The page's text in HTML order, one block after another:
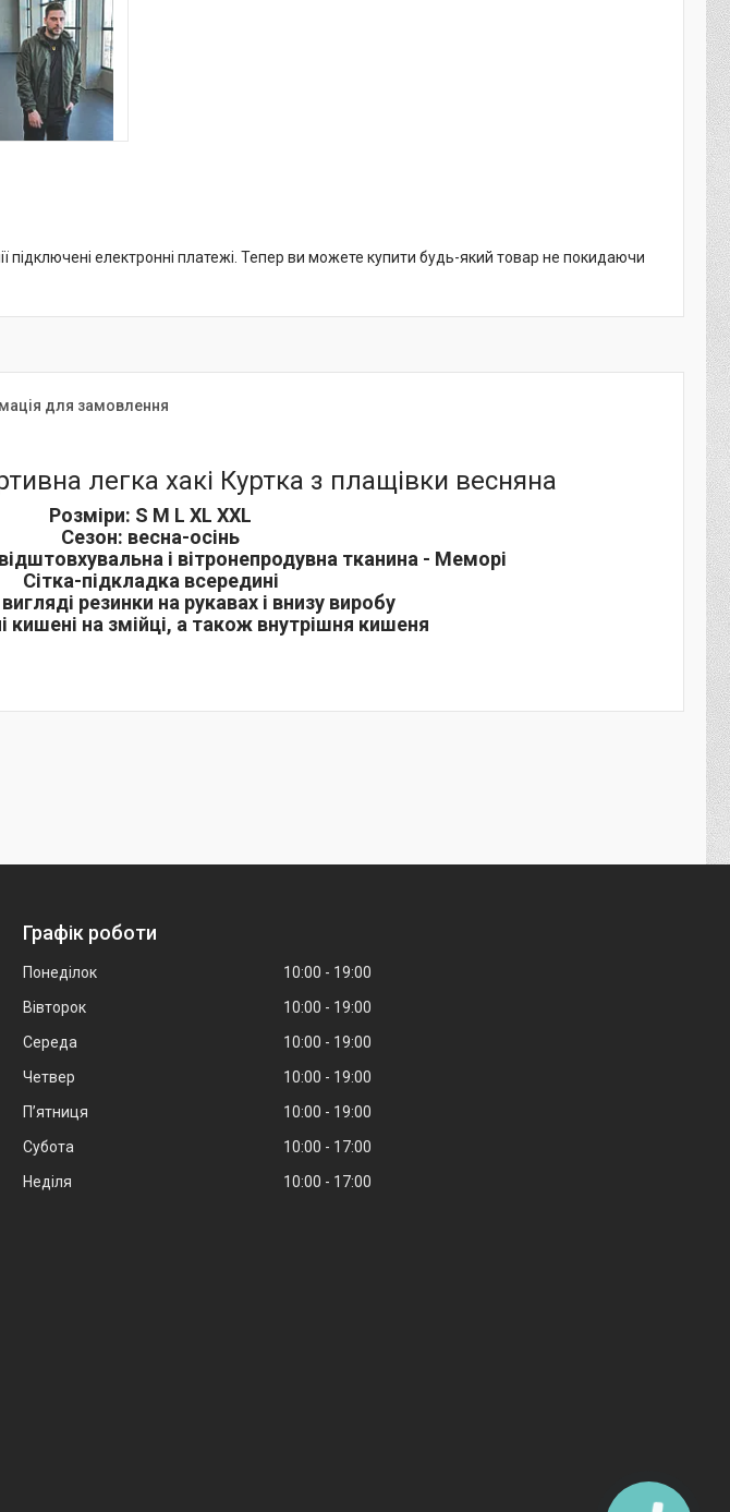
підключені електронні платежі. Тепер ви можете купити будь-який товар не покидаючи
для замовлення
легка хакі Куртка з плащівки весняна
Розміри: S M L XL XXL
Сезон: весна-осінь
і вітронепродувна тканина - Меморі
Сітка-підкладка всередині
резинки на рукавах і внизу виробу
кишені на змійці, а також внутрішня кишеня
Графік роботи
Понеділок 10:00
19:00
Вівторок
10:00
19:00
Середа
10:00
19:00
Четвер
10:00
19:00
Пʼятниця
10:00
19:00
Субота
10:00
17:00
Неділя
10:00 17:00